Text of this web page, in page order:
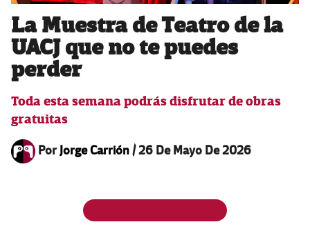
La Muestra de Teatro de la
UACJ que no te puedes
perder
Toda esta semana podrás disfrutar de obras
gratuitas
PorJorge Carrión/26 De Mayo De 2026